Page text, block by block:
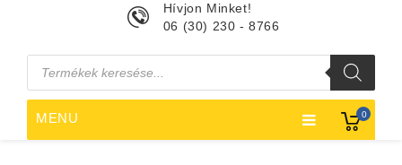
0
Hívjon Minket!
06 (30) 230 - 8766
Products
search
MENU